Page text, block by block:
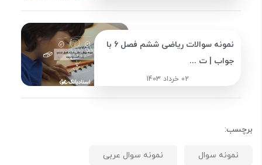
نمونه سوالات ریاضی ششم فصل 6 با
جواب | ت ...
02 خرداد 1403
برچسب:
نمونه سوال نمونه سوال عربی